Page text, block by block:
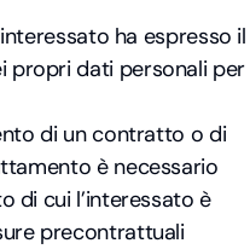
ha espresso il
propri dati personali per
di un contratto o di
è necessario
di cui l’interessato è
precontrattuali